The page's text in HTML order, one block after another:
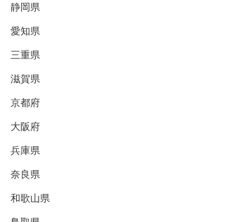
静岡県
愛知県
三重県
滋賀県
京都府
大阪府
兵庫県
奈良県
和歌山県